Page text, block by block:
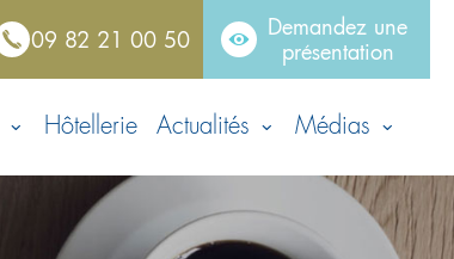
09 82 21 00 50
Demandez une
présentation
Hôtellerie Actualités Médias